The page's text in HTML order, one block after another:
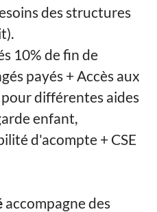
des structures
10% de fin de
payés + Accès aux
différentes aides
enfant,
d'acompte + CSE
accompagne des